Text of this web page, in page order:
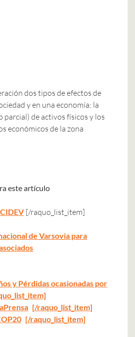
dos tipos de efectos de
y en una economía: la
de activos físicos y los
económicos de la zona
este artículo
[/raquo_list_item]
de Varsovia para
y Pérdidas ocasionadas por
[/raquo_list_item]
[/raquo_list_item]